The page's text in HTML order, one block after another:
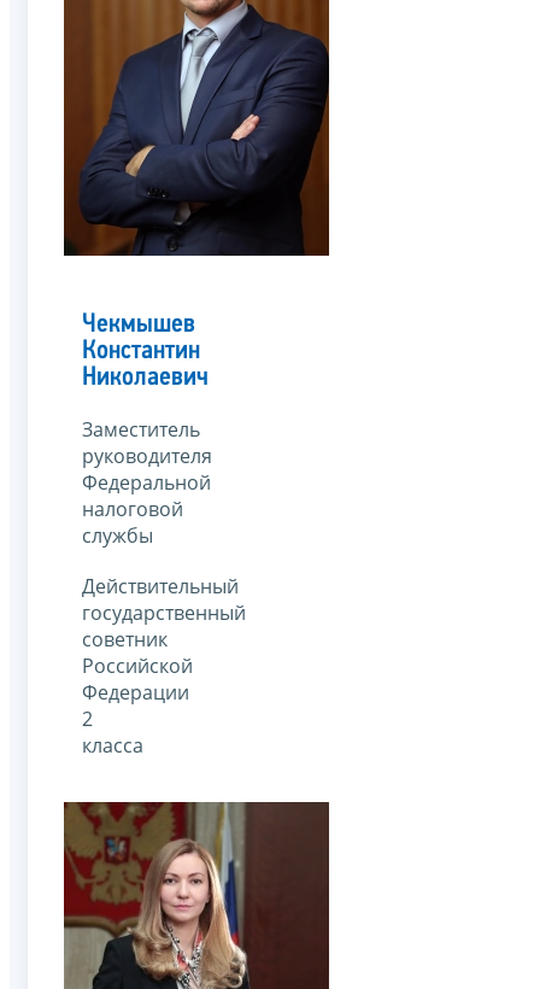
Чекмышев
Константин
Николаевич
Заместитель
руководителя
Федеральной
налоговой
службы
Действительный
государственный
советник
Российской
Федерации
2
класса